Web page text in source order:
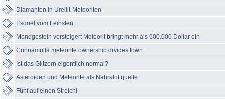
Diamanten in Ureilit-Meteoriten
Esquel vom Feinsten
Mondgestein versteigert Meteorit bringt mehr als 600.000 Dollar ein
Cunnamulla meteorite ownership divides town
Ist das Glitzern eigentlich normal?
Asteroiden und Meteorite als Nährstoffquelle
Fünf auf einen Streich!